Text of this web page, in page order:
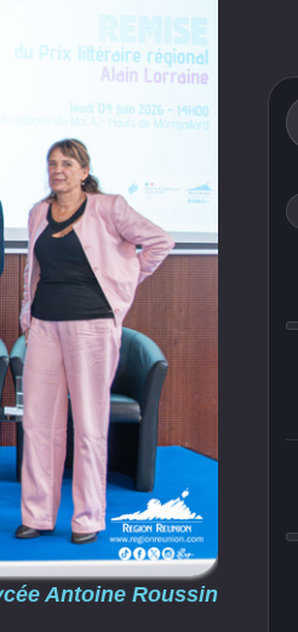
Antoine Roussin